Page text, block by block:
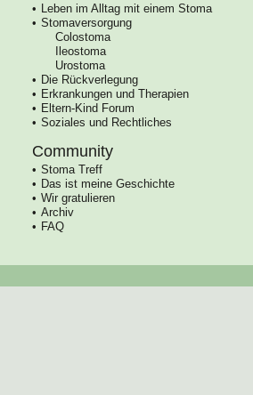
Leben im Alltag mit einem Stoma
Stomaversorgung
Colostoma
Ileostoma
Urostoma
Die Rückverlegung
Erkrankungen und Therapien
Eltern-Kind Forum
Soziales und Rechtliches
Community
Stoma Treff
Das ist meine Geschichte
Wir gratulieren
Archiv
FAQ